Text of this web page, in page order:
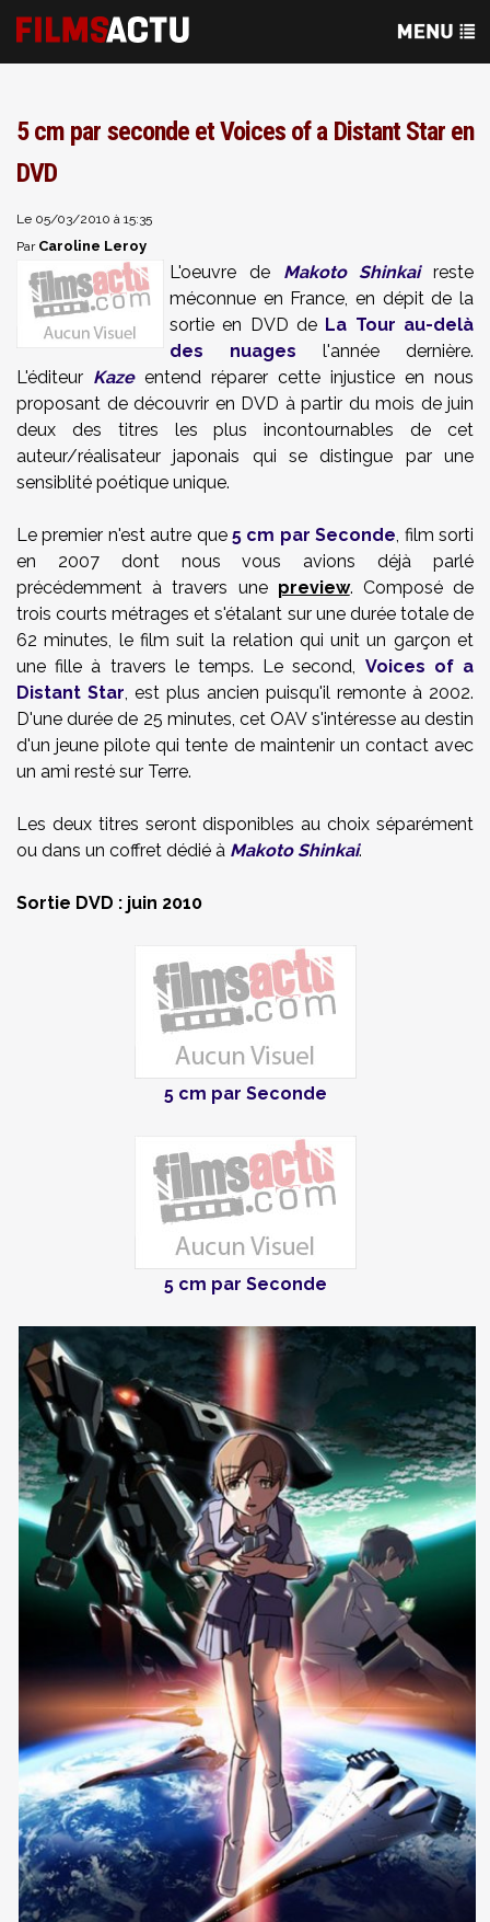
5 cm par seconde et Voices of a Distant Star en
DVD
Le 05/03/2010 à 15:35
Par Caroline Leroy
L'oeuvre de Makoto Shinkaireste
méconnue en France, en dépit de la
sortie en DVD de La Tour au-delà
des nuages l'année dernière.
L'éditeur Kazeentend réparer cette injustice en nous
proposant de découvrir en DVD à partir du mois de juin
deux des titres les plus incontournables de cet
auteur/réalisateur japonais qui se distingue par une
sensiblité poétique unique.
Le premier n'est autre que 5 cm par Seconde, film sorti
en 2007 dont nous vous avions déjà parlé
précédemment à travers une preview. Composé de
trois courts métrages et s'étalant sur une durée totale de
62 minutes, le film suit la relation qui unit un garçon et
une fille à travers le temps. Le second, Voices of a
Distant Star, est plus ancien puisqu'il remonte à 2002.
D'une durée de 25 minutes, cet OAV s'intéresse au destin
d'un jeune pilote qui tente de maintenir un contact avec
un ami resté sur Terre.
Les deux titres seront disponibles au choix séparément
ou dans un coffret dédié à Makoto Shinkai.
Sortie DVD : juin 2010
5 cm par Seconde
5 cm par Seconde